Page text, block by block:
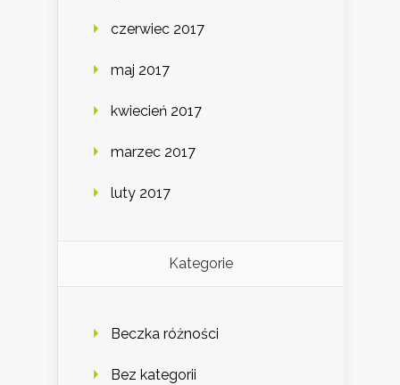
czerwiec 2017
maj 2017
kwiecień 2017
marzec 2017
luty 2017
Kategorie
Beczka różności
Bez kategorii